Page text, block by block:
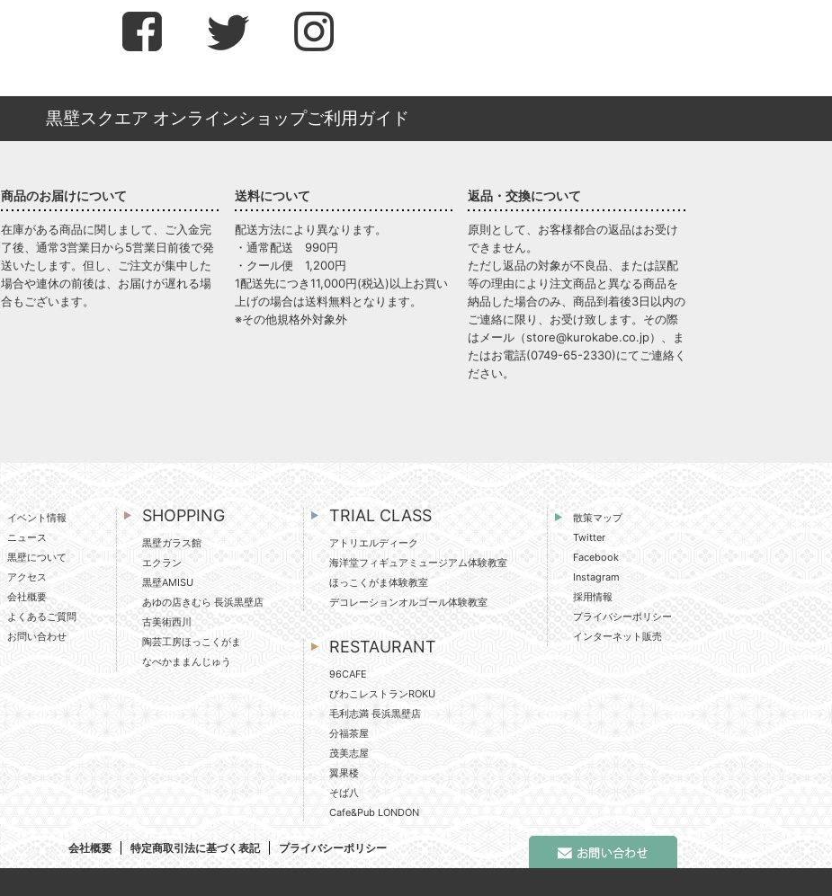
黒壁スクエア オンラインショップご利用ガイド
商品のお届けについて
在庫がある商品に関しまして、ご入金完
了後、通常3営業日から5営業日前後で発
送いたします。但し、ご注文が集中した
場合や連休の前後は、お届けが遅れる場
合もございます。
送料について
配送方法により異なります。
・通常配送 990円
・クール便 1,200円
1配送先につき11,000円(税込)以上お買い
上げの場合は送料無料となります。
※その他規格外対象外
返品・交換について
原則として、お客様都合の返品はお受け
できません。
ただし返品の対象が不良品、または誤配
等の理由により注文商品と異なる商品を
納品した場合のみ、商品到着後3日以内の
ご連絡に限り、お受け致します。その際
はメール（store@kurokabe.co.jp）、ま
たはお電話(0749-65-2330)にてご連絡く
ださい。
イベント情報
ニュース
黒壁について
アクセス
会社概要
よくあるご質問
お問い合わせ
SHOPPING
黒壁ガラス館
エクラン
黒壁AMISU
あゆの店きむら 長浜黒壁店
古美術西川
陶芸工房ほっこくがま
なべかままんじゅう
TRIAL CLASS
アトリエルディーク
海洋堂フィギュアミュージアム体験教室
ほっこくがま体験教室
デコレーションオルゴール体験教室
RESTAURANT
96CAFE
びわこレストランROKU
毛利志満 長浜黒壁店
分福茶屋
茂美志屋
翼果楼
そば八
Cafe&Pub LONDON
散策マップ
Twitter
Facebook
Instagram
採用情報
プライバシーポリシー
インターネット販売
会社概要 特定商取引法に基づく表記 プライバシーポリシー